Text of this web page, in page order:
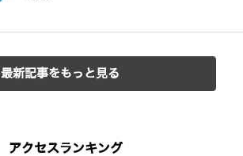
最新記事をもっと見る
アクセスランキング